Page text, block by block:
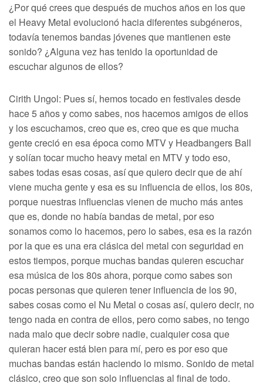
¿Por qué crees que después de muchos años en los que
el Heavy Metal evolucionó hacia diferentes subgéneros,
todavía tenemos bandas jóvenes que mantienen este
sonido? ¿Alguna vez has tenido la oportunidad de
escuchar algunos de ellos?
Cirith Ungol: Pues sí, hemos tocado en festivales desde
hace 5 años y como sabes, nos hacemos amigos de ellos
y los escuchamos, creo que es, creo que es que mucha
gente creció en esa época como MTV y Headbangers Ball
y solían tocar mucho heavy metal en MTV y todo eso,
sabes todas esas cosas, así que quiero decir que de ahí
viene mucha gente y esa es su influencia de ellos, los 80s,
porque nuestras influencias vienen de mucho más antes
que es, donde no había bandas de metal, por eso
sonamos como lo hacemos, pero lo sabes, esa es la razón
por la que es una era clásica del metal con seguridad en
estos tiempos, porque muchas bandas quieren escuchar
esa música de los 80s ahora, porque como sabes son
pocas personas que quieren tener influencia de los 90,
sabes cosas como el Nu Metal o cosas así, quiero decir, no
tengo nada en contra de ellos, pero como sabes, no tengo
nada malo que decir sobre nadie, cualquier cosa que
quieran hacer está bien para mí, pero es por eso que
muchas bandas están haciendo lo mismo. Sonido de metal
clásico, creo que son solo influencias al final de todo.